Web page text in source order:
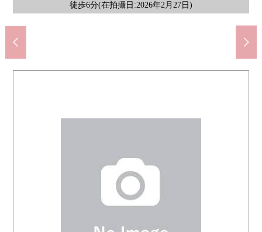
徒歩6分(在拍攝日:2026年2月27日)
日)
27日)
置(在拍攝日:2026年2月27日)
土地照片
土地照片
前面道路
前面道路
前面道路
步行8分鐘。
步行13分鐘。
步行8分鐘。
步行12分鐘。
步行20分鐘。
步行15分鐘。
步行5分鐘。
步行11分鐘。